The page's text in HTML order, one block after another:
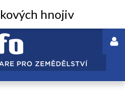
hnojiv